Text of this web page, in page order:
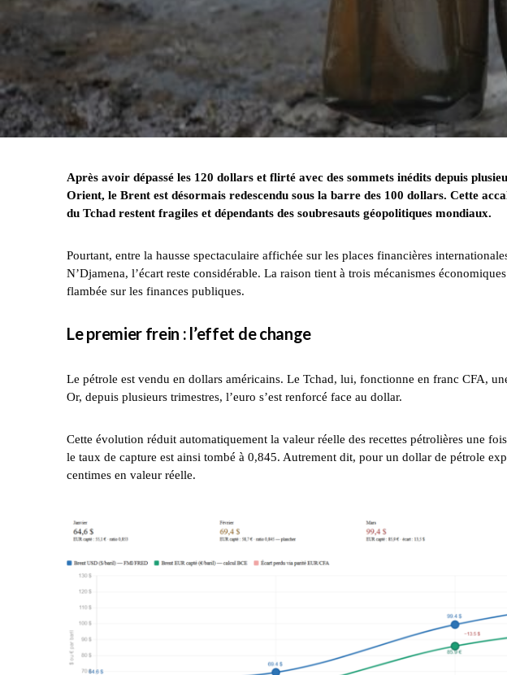
Après avoir dépassé les 120 dollars et flirté avec des sommets inédits depuis
Orient, le Brent est désormais redescendu sous la barre des 100 dollars. Cette
du Tchad restent fragiles et dépendants des soubresauts géopolitiques mondiaux.
Pourtant, entre la hausse spectaculaire affichée sur les places financières
N’Djamena, l’écart reste considérable. La raison tient à trois mécanismes
flambée sur les finances publiques.
Le premier frein : l’effet de change
Le pétrole est vendu en dollars américains. Le Tchad, lui, fonctionne en franc CFA,
Or, depuis plusieurs trimestres, l’euro s’est renforcé face au dollar.
Cette évolution réduit automatiquement la valeur réelle des recettes pétrolières une
le taux de capture est ainsi tombé à 0,845. Autrement dit, pour un dollar de pétrole
centimes en valeur réelle.